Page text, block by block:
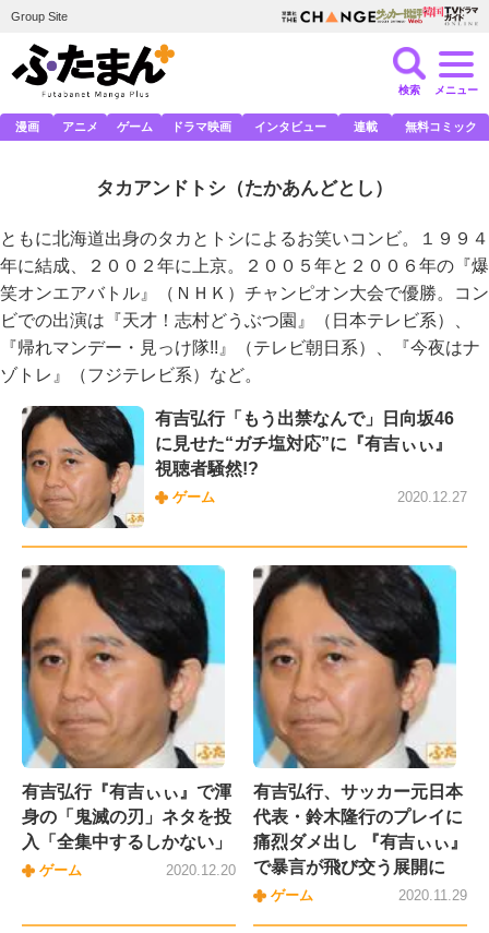
Group Site
検索 メニュー
漫画 アニメ ゲーム ドラマ映画 インタビュー 連載 無料コミック
タカアンドトシ （たかあんどとし）
ともに北海道出身のタカとトシによるお笑いコンビ。１９９４
年に結成、２００２年に上京。２００５年と２００６年の『爆
笑オンエアバトル』（ＮＨＫ）チャンピオン大会で優勝。コン
ビでの出演は『天才！志村どうぶつ園』（日本テレビ系）、
『帰れマンデー・見っけ隊!!』（テレビ朝日系）、『今夜はナ
ゾトレ』（フジテレビ系）など。
有吉弘行「もう出禁なんで」日向坂46
に見せた“ガチ塩対応”に『有吉ぃぃ』
視聴者騒然!?
ゲーム 2020.12.27
有吉弘行『有吉ぃぃ』で渾
身の「鬼滅の刃」ネタを投
入「全集中するしかない」
ゲーム 2020.12.20
有吉弘行、サッカー元日本
代表・鈴木隆行のプレイに
痛烈ダメ出し 『有吉ぃぃ』
で暴言が飛び交う展開に
ゲーム 2020.11.29